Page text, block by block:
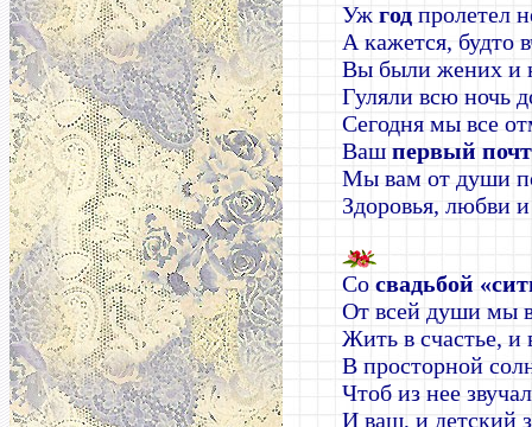
Уж год пролетел
А кажется, будто
Вы были жених и
Гуляли всю ночь
Сегодня мы все
Ваш первый
Мы вам от души
Здоровья, любви
Со свадьбой
От всей души мы
Жить в счастье,
В просторной
Чтоб из нее
И ваш, и детский